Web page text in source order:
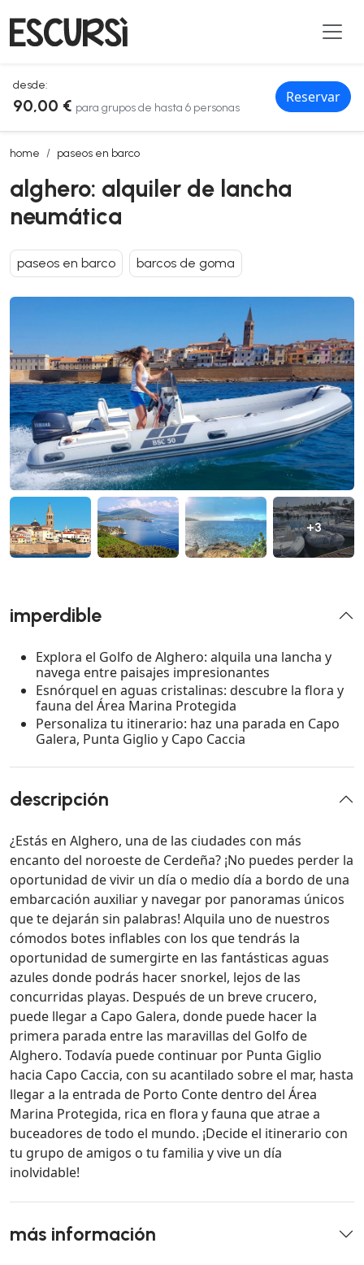
desde:
90,00 € para grupos de hasta 6 personas
Reservar
home paseos en barco
alghero: alquiler de lancha neumática
alghero: alquiler de lancha
neumática
paseos en barco barcos de goma
+3
imperdible
Explora el Golfo de Alghero: alquila una lancha y
navega entre paisajes impresionantes
Esnórquel en aguas cristalinas: descubre la flora y
fauna del Área Marina Protegida
Personaliza tu itinerario: haz una parada en Capo
Galera, Punta Giglio y Capo Caccia
descripción
¿Estás en Alghero, una de las ciudades con más
encanto del noroeste de Cerdeña? ¡No puedes perder la
oportunidad de vivir un día o medio día a bordo de una
embarcación auxiliar y navegar por panoramas únicos
que te dejarán sin palabras! Alquila uno de nuestros
cómodos botes inflables con los que tendrás la
oportunidad de sumergirte en las fantásticas aguas
azules donde podrás hacer snorkel, lejos de las
concurridas playas. Después de un breve crucero,
puede llegar a Capo Galera, donde puede hacer la
primera parada entre las maravillas del Golfo de
Alghero. Todavía puede continuar por Punta Giglio
hacia Capo Caccia, con su acantilado sobre el mar, hasta
llegar a la entrada de Porto Conte dentro del Área
Marina Protegida, rica en flora y fauna que atrae a
buceadores de todo el mundo. ¡Decide el itinerario con
tu grupo de amigos o tu familia y vive un día
inolvidable!
más información